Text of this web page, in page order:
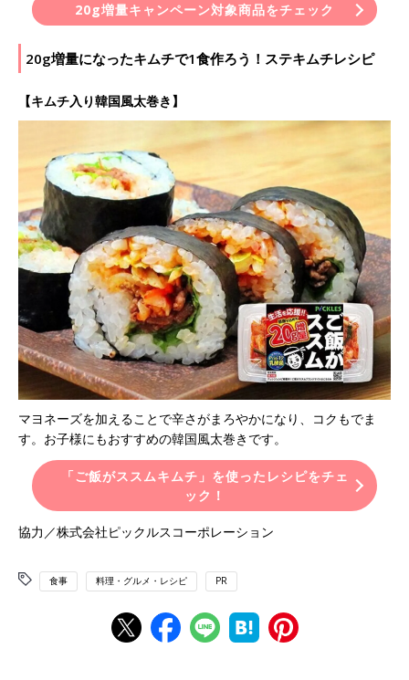
20g増量キャンペーン対象商品をチェック
20g増量になったキムチで1食作ろう！ステキムチレシピ
【キムチ入り韓国風太巻き】
マヨネーズを加えることで辛さがまろやかになり、コクもでま
す。お子様にもおすすめの韓国風太巻きです。
「ご飯がススムキムチ」を使ったレシピをチェ
ック！
協力／株式会社ピックルスコーポレーション
食事 料理・グルメ・レシピ PR